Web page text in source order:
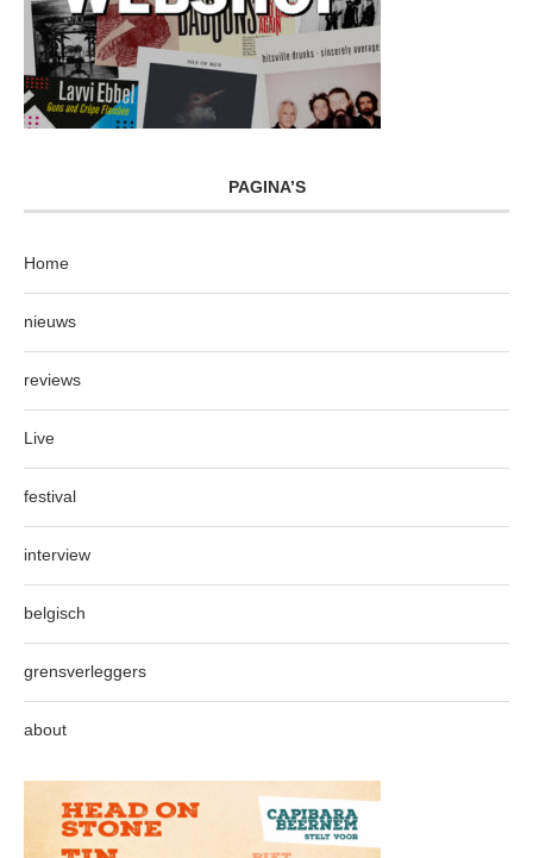
PAGINA’S
Home
nieuws
reviews
Live
festival
interview
belgisch
grensverleggers
about